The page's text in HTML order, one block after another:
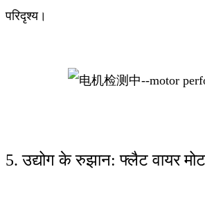
परिदृश्य।
5. उद्योग के रुझान: फ्लैट वायर